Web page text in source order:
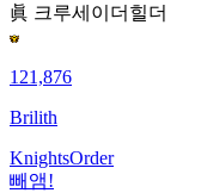
眞 크루세이더 힐더
121,876
Brilith
KnightsOrder
빼앰!